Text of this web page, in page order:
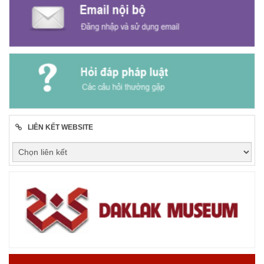
LIÊN KẾT WEBSITE